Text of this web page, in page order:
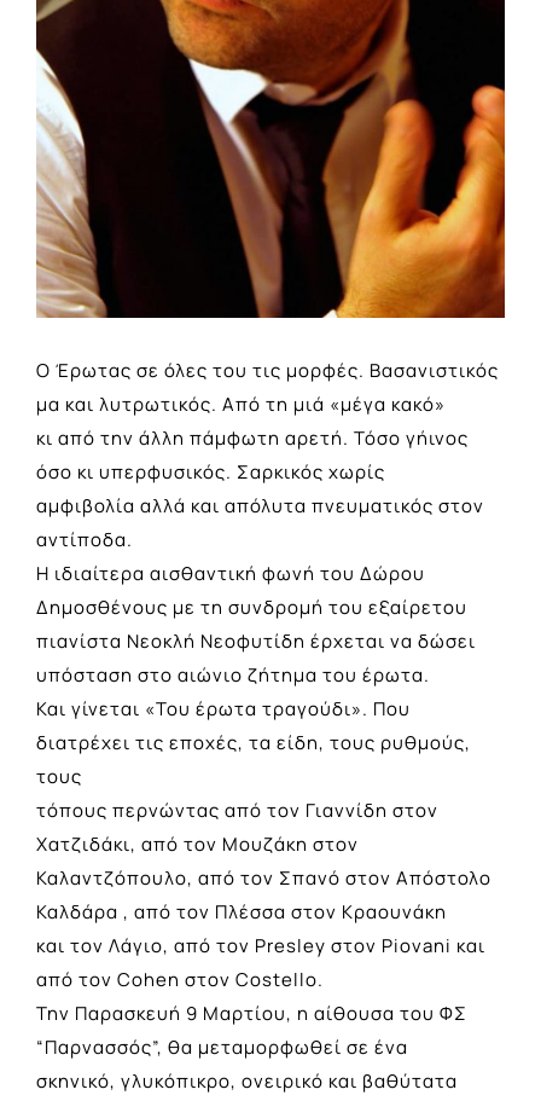
Ο Έρωτας σε όλες του τις μορφές. Βασανιστικός
μα και λυτρωτικός. Από τη μιά «μέγα κακό»
κι από την άλλη πάμφωτη αρετή. Τόσο γήινος
όσο κι υπερφυσικός. Σαρκικός χωρίς
αμφιβολία αλλά και απόλυτα πνευματικός στον
αντίποδα.
Η ιδιαίτερα αισθαντική φωνή του Δώρου
Δημοσθένους με τη συνδρομή του εξαίρετου
πιανίστα Νεοκλή Νεοφυτίδη έρχεται να δώσει
υπόσταση στο αιώνιο ζήτημα του έρωτα.
Και γίνεται «Του έρωτα τραγούδι». Που
διατρέχει τις εποχές, τα είδη, τους ρυθμούς,
τους
τόπους περνώντας από τον Γιαννίδη στον
Χατζιδάκι, από τον Μουζάκη στον
Καλαντζόπουλο, από τον Σπανό στον Απόστολο
Καλδάρα , από τον Πλέσσα στον Κραουνάκη
και τον Λάγιο, από τον Presley στον Piovani και
από τον Cohen στον Costello.
Την Παρασκευή 9 Μαρτίου, η αίθουσα του ΦΣ
“Παρνασσός”, θα μεταμορφωθεί σε ένα
σκηνικό, γλυκόπικρο, ονειρικό και βαθύτατα